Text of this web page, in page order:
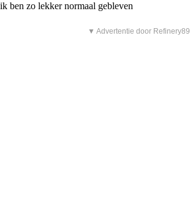
ik ben zo lekker normaal gebleven
▼ Advertentie door Refinery89